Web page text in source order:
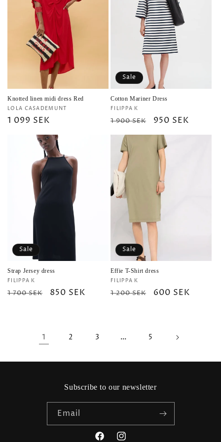
Knotted linen midi dress Red
Vendor:
LOLA CASADEMUNT
Regular
1 099 SEK
Sale
Cotton Mariner Dress
Vendor:
FILIPPA K
Regular
price
1 900 SEK
Sale
price
950 SEK
Sale
Strap Jersey dress
Vendor:
FILIPPA K
Regular
1 700 SEK
Sale
850 SEK
Sale
Effie T-Shirt dress
Vendor:
FILIPPA K
Regular
1 200 SEK
Sale
600 SEK
1 2 3 … 5
Subscribe to our newsletter
Email